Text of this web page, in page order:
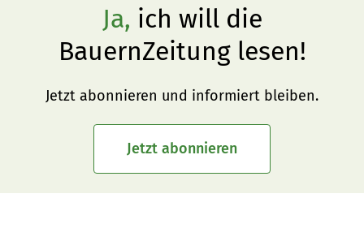
Ja, ich will die
BauernZeitung lesen!
Jetzt abonnieren und informiert bleiben.
Jetzt abonnieren